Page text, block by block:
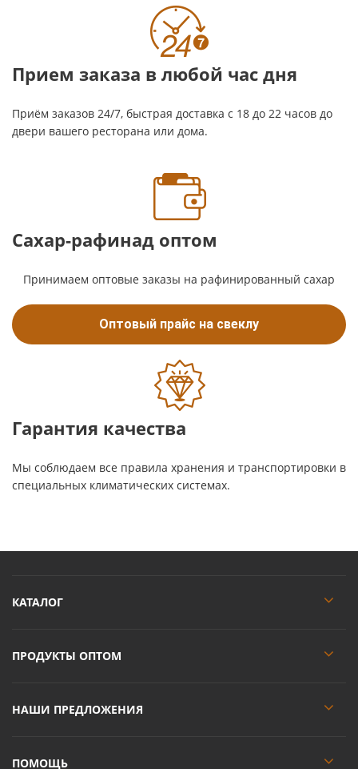
Прием заказа в любой час дня
Приём заказов 24/7, быстрая доставка с 18 до 22 часов до
двери вашего ресторана или дома.
Сахар-рафинад оптом
Принимаем оптовые заказы на рафинированный сахар
Оптовый прайс на свеклу
Гарантия качества
Мы соблюдаем все правила хранения и транспортировки в
специальных климатических системах.
КАТАЛОГ
ПРОДУКТЫ ОПТОМ
НАШИ ПРЕДЛОЖЕНИЯ
ПОМОЩЬ